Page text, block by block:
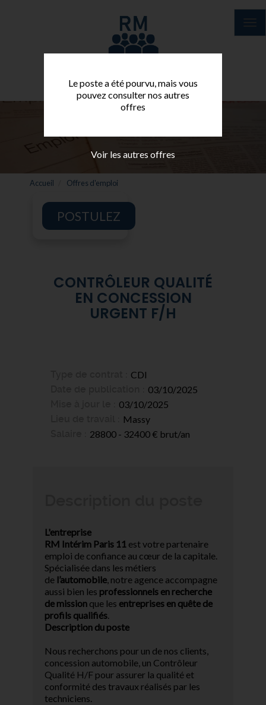
Accueil Offres d'emploi
Le poste a été pourvu, mais vous
pouvez consulter nos autres
offres
Voir les autres offres
POSTULEZ
CONTRÔLEUR QUALITÉ
EN CONCESSION
URGENT F/H
CDI
03/10/2025
03/10/2025
Massy
28800 - 32400 € brut/an
L'entreprise
RM Intérim Paris 11 est votre partenaire
emploi de confiance au cœur de la capitale.
Spécialisée dans les métiers
de l’automobile, notre agence accompagne
aussi bien les professionnels en recherche
de mission que les entreprises en quête de
profils qualifiés.
Description du poste
Nous recherchons pour un de nos clients,
concession automobile, un Contrôleur
Qualité H/F pour assurer la qualité et
conformité des travaux réalisés par les
techniciens.